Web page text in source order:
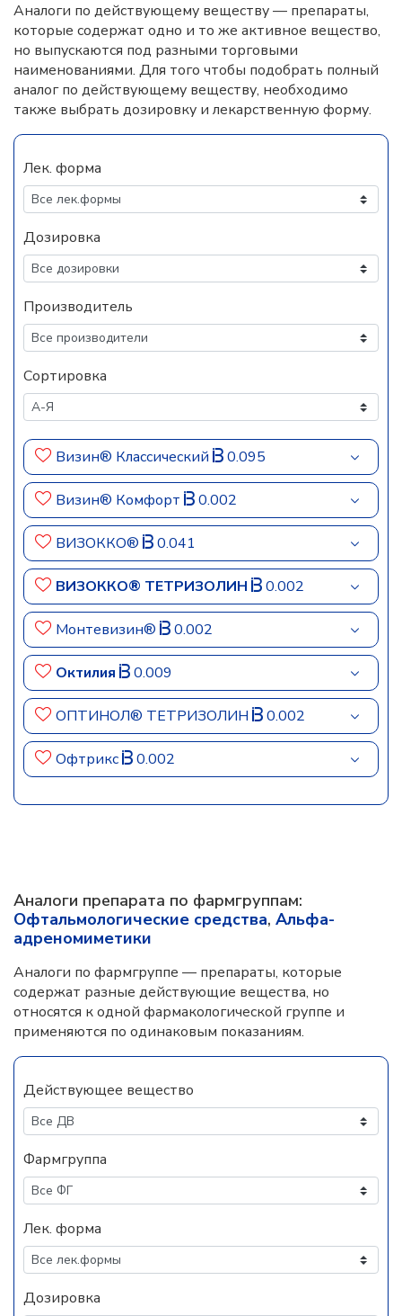
Аналоги по действующему веществу — препараты,
которые содержат одно и то же активное вещество,
но выпускаются под разными торговыми
наименованиями. Для того чтобы подобрать полный
аналог по действующему веществу, необходимо
также выбрать дозировку и лекарственную форму.
Лек. форма
Дозировка
Производитель
Сортировка
Визин® Классический 0.095
Визин® Комфорт 0.002
ВИЗОККО® 0.041
ВИЗОККО® ТЕТРИЗОЛИН 0.002
Монтевизин® 0.002
Октилия 0.009
ОПТИНОЛ® ТЕТРИЗОЛИН 0.002
Офтрикс 0.002
Аналоги препарата по фармгруппам:
Офтальмологические средства, Альфа-
адреномиметики
Аналоги по фармгруппе — препараты, которые
содержат разные действующие вещества, но
относятся к одной фармакологической группе и
применяются по одинаковым показаниям.
Действующее вещество
Фармгруппа
Лек. форма
Дозировка